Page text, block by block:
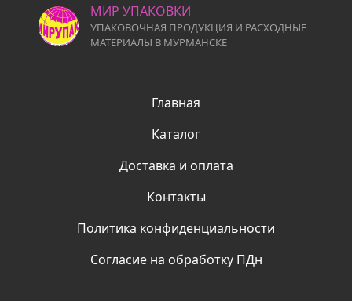
МИР УПАКОВКИ
УПАКОВОЧНАЯ ПРОДУКЦИЯ И РАСХОДНЫЕ
МАТЕРИАЛЫ В МУРМАНСКЕ
Главная
Каталог
Доставка и оплата
Контакты
Политика конфиденциальности
Согласие на обработку ПДн